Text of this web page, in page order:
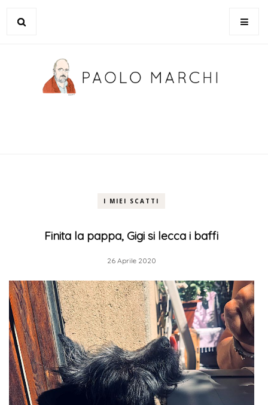
I MIEI SCATTI
Finita la pappa, Gigi si lecca i baffi
26 Aprile 2020